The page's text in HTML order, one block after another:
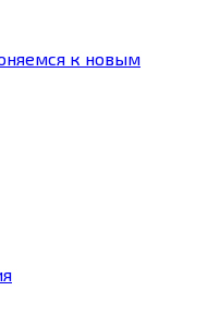
к новым